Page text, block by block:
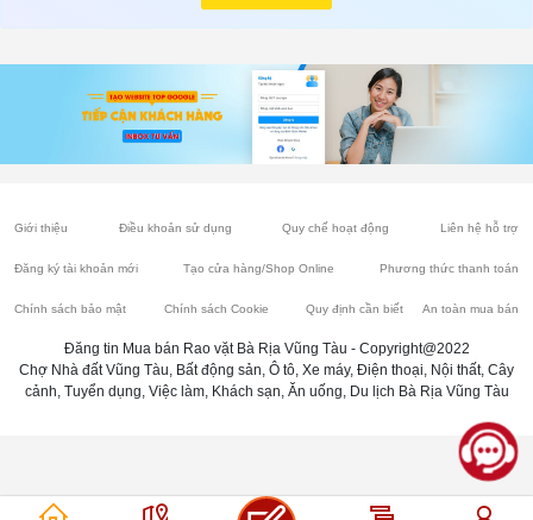
Giới thiệu Điều khoản sử dụng Quy chế hoạt động Liên hệ hỗ trợ
Đăng ký tài khoản mới Tạo cửa hàng/Shop Online Phương thức thanh toán
Chính sách bảo mật Chính sách Cookie Quy định cần biết An toàn mua bán
Đăng tin Mua bán Rao vặt Bà Rịa Vũng Tàu - Copyright@2022
Chợ Nhà đất Vũng Tàu, Bất động sản, Ô tô, Xe máy, Điện thoại, Nội thất, Cây
cảnh, Tuyển dụng, Việc làm, Khách sạn, Ăn uống, Du lịch Bà Rịa Vũng Tàu